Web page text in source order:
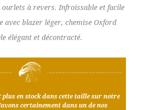
ourlets à revers. Infroissable et facile
avec blazer léger, chemise Oxford
élégant et décontracté.
plus en stock dans cette taille sur notre
certainement dans un de nos